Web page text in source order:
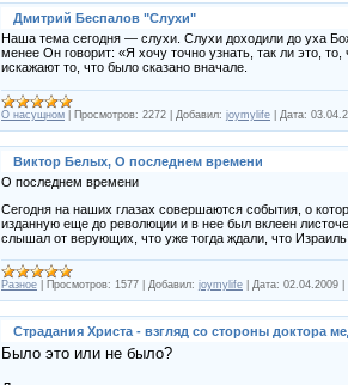
Дмитрий Беспалов "Слухи"
Наша тема сегодня — слухи. Слухи доходили до уха
менее Он говорит: «Я хочу точно узнать, так ли это,
искажают то, что было сказано вначале.
О насущном Просмотров: 2272 Добавил: joymylife Дата:
Виктор Белых, О последнем времени
О последнем времени
Сегодня на наших глазах совершаются события, о
изданную еще до революции и в нее был вклеен
слышал от верующих, что уже тогда ждали, что Израиль
Разное Просмотров: 1577 Добавил: joymylife Дата: 02.04.2009
Страдания Христа - взгляд со стороны доктора
Было это или не было?